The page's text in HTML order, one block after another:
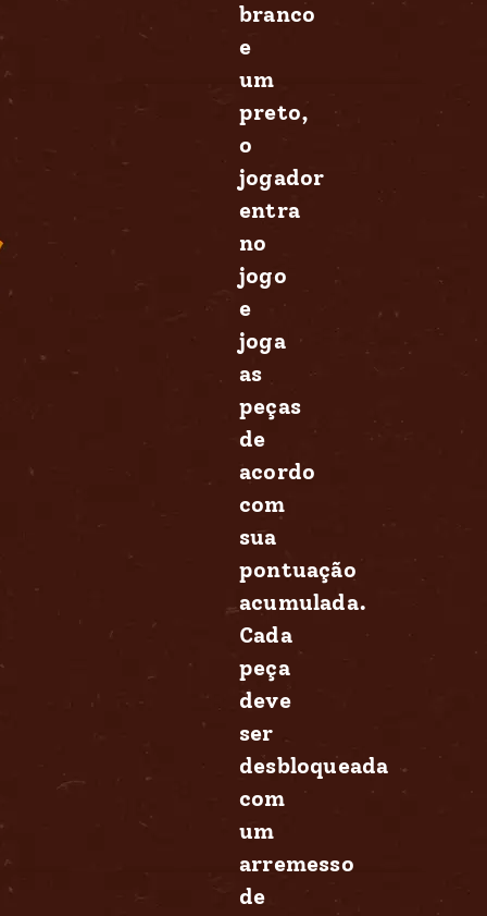
branco
e
um
preto,
o
jogador
entra
no
jogo
e
joga
as
peças
de
acordo
com
sua
pontuação
acumulada.
Cada
peça
deve
ser
desbloqueada
com
um
arremesso
de